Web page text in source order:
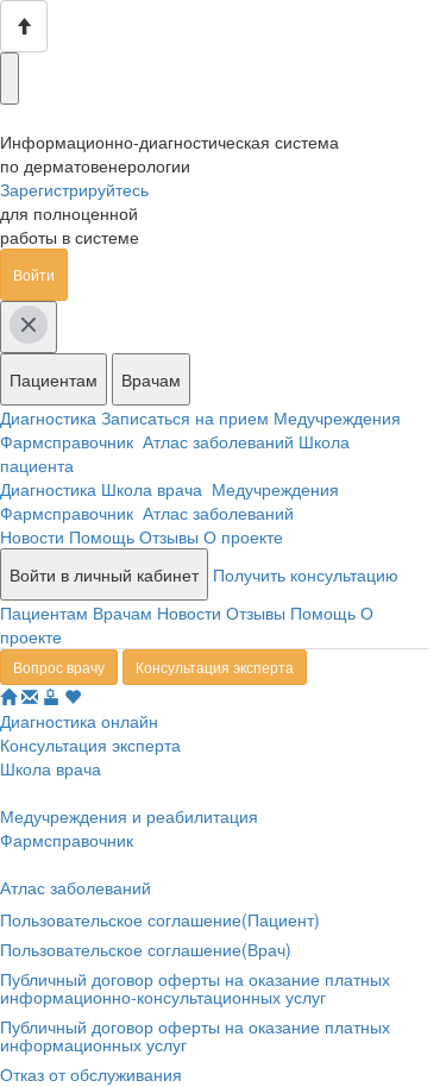
Информационно-диагностическая система
по дерматовенерологии
Зарегистрируйтесь
для полноценной
работы в системе
Войти
Пациентам
Врачам
Диагностика Записаться на прием Медучреждения
Фармсправочник Атлас заболеваний Школа
пациента
Диагностика Школа врача Медучреждения
Фармсправочник Атлас заболеваний
Новости Помощь Отзывы О проекте
Войти в личный кабинет
Получить консультацию
Пациентам Врачам Новости Отзывы Помощь О
проекте
Вопрос врачу Консультация эксперта
Диагностика онлайн
Консультация эксперта
Школа врача
Медучреждения и реабилитация
Фармсправочник
Атлас заболеваний
Пользовательское соглашение(Пациент)
Пользовательское соглашение(Врач)
Публичный договор оферты на оказание платных
информационно-консультационных услуг
Публичный договор оферты на оказание платных
информационных услуг
Отказ от обслуживания